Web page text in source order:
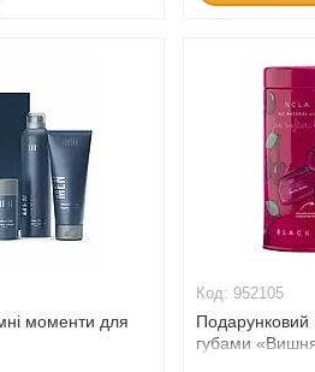
моменти для
952105
Подарунковий
губами